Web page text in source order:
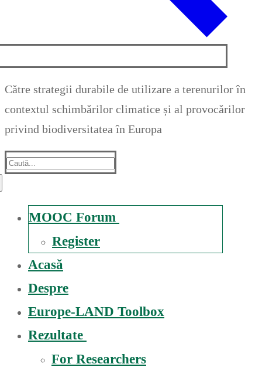
Către strategii durabile de utilizare a terenurilor în
contextul schimbărilor climatice și al provocărilor
privind biodiversitatea în Europa
Suche
MOOC Forum
Register
Acasă
Despre
Europe-LAND Toolbox
Rezultate
For Researchers